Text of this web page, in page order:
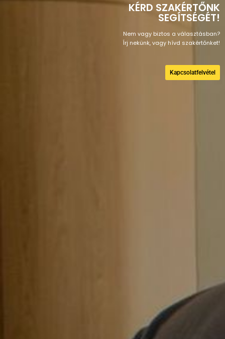
KÉRD SZAKÉRTŐNK
SEGÍTSÉGÉT!
Nem vagy biztos a választásban?
Írj nekünk, vagy hívd szakértőnket!
Kapcsolatfelvétel